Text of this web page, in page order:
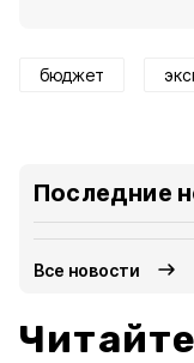
бюджет
Последние
Все новости